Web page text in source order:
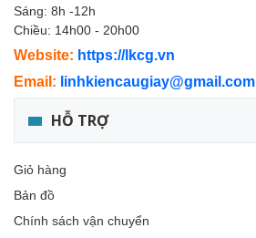
Sáng: 8h -12h
Chiều: 14h00 - 20h00
Website: https://lkcg.vn
Email: linhkiencaugiay@gmail.com
HỖ TRỢ
Giỏ hàng
Bản đồ
Chính sách vận chuyển